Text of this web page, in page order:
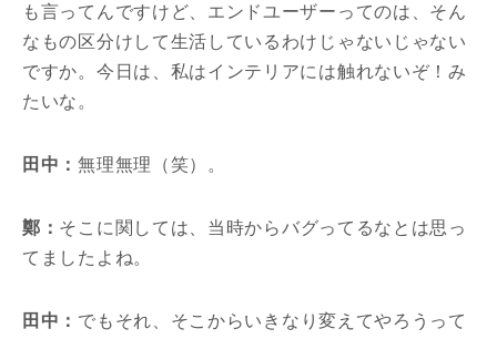
も言ってんですけど、エンドユーザーってのは、そん
なもの区分けして生活しているわけじゃないじゃない
ですか。今日は、私はインテリアには触れないぞ！み
たいな。
田中：無理無理（笑）。
鄭： そこに関しては、当時からバグってるなとは思っ
てましたよね。
田中： でもそれ、そこからいきなり変えてやろうって